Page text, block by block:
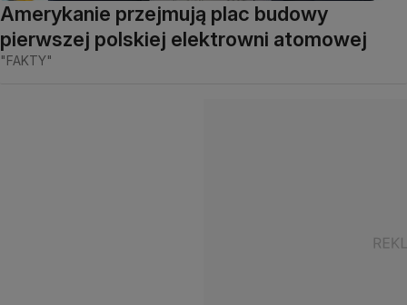
Amerykanie przejmują plac budowy
pierwszej polskiej elektrowni atomowej
"FAKTY"